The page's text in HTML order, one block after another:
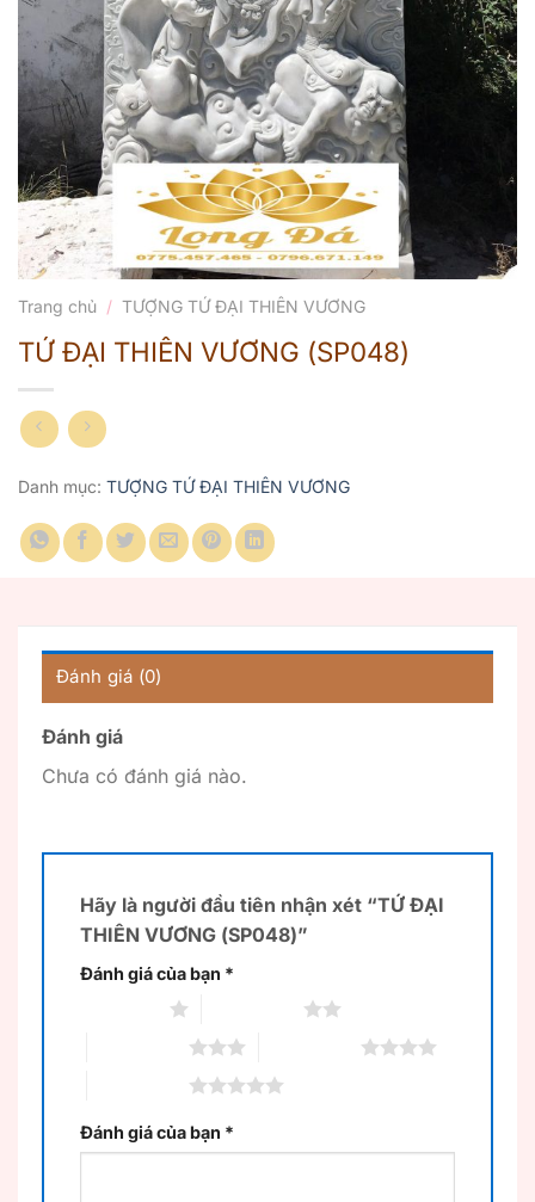
Trang chủ / TƯỢNG TỨ ĐẠI THIÊN VƯƠNG
TỨ ĐẠI THIÊN VƯƠNG (SP048)
Danh mục: TƯỢNG TỨ ĐẠI THIÊN VƯƠNG
Đánh giá (0)
Đánh giá
Chưa có đánh giá nào.
Hãy là người đầu tiên nhận xét “TỨ ĐẠI
THIÊN VƯƠNG (SP048)”
Đánh giá của bạn *
Đánh giá của bạn *